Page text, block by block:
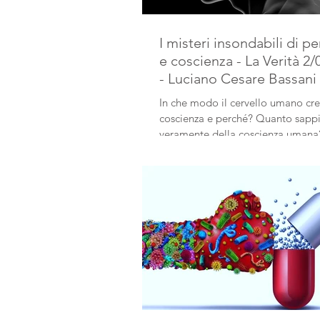
I misteri insondabili di
e coscienza - La Verità 2/
- Luciano Cesare Bassani
In che modo il cervello umano
coscienza e perché? Quanto
veramente della coscienza